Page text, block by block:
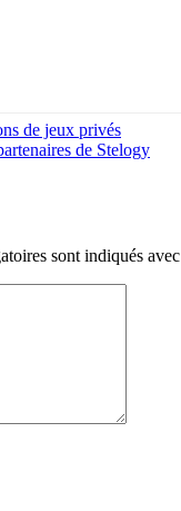
de jeux privés
de Stelogy
sont indiqués avec